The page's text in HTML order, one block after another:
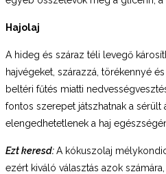
Hajolaj
A hideg és száraz téli levegő
hajvégeket, szárazzá, törékennyé
beltéri fűtés miatti
fontos szerepet játszhatnak a sérült
elengedhetetlenek a haj
Ezt keresd:A kókuszolaj
ezért kiváló választás azok